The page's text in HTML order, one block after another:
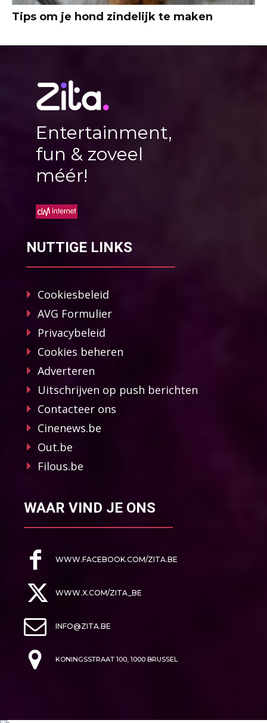
Tips om je hond zindelijk te maken
Entertainment,
fun & zoveel
méér!
NUTTIGE LINKS
Cookiesbeleid
AVG Formulier
Privacybeleid
Cookies beheren
Adverteren
Uitschrijven op push berichten
Contacteer ons
Cinenews.be
Out.be
Filous.be
WAAR VIND JE ONS
WWW.FACEBOOK.COM/ZITA.BE
WWW.X.COM/ZITA_BE
INFO@ZITA.BE
KONINGSSTRAAT 100, 1000 BRUSSEL